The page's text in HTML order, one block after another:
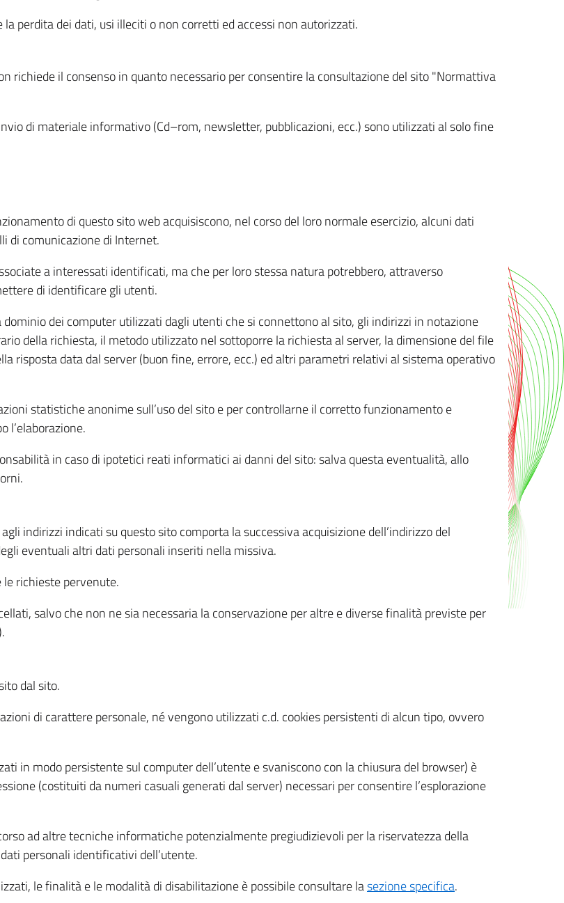
perdita dei dati, usi illeciti o non corretti ed accessi non autorizzati.
richiede il consenso in quanto necessario per consentire la consultazione del sito "Normattiva
di materiale informativo (Cd–rom, newsletter, pubblicazioni, ecc.) sono utilizzati al solo fine
di questo sito web acquisiscono, nel corso del loro normale esercizio, alcuni dati
di comunicazione di Internet.
a interessati identificati, ma che per loro stessa natura potrebbero, attraverso
di identificare gli utenti.
dei computer utilizzati dagli utenti che si connettono al sito, gli indirizzi in notazione
della richiesta, il metodo utilizzato nel sottoporre la richiesta al server, la dimensione del file
risposta data dal server (buon fine, errore, ecc.) ed altri parametri relativi al sistema operativo
statistiche anonime sull’uso del sito e per controllarne il corretto funzionamento e
l’elaborazione.
in caso di ipotetici reati informatici ai danni del sito: salva questa eventualità, allo
indirizzi indicati su questo sito comporta la successiva acquisizione dell’indirizzo del
eventuali altri dati personali inseriti nella missiva.
richieste pervenute.
salvo che non ne sia necessaria la conservazione per altre e diverse finalità previste per
dal sito.
di carattere personale, né vengono utilizzati c.d. cookies persistenti di alcun tipo, ovvero
in modo persistente sul computer dell’utente e svaniscono con la chiusura del browser) è
(costituiti da numeri casuali generati dal server) necessari per consentire l’esplorazione
ad altre tecniche informatiche potenzialmente pregiudizievoli per la riservatezza della
personali identificativi dell’utente.
le finalità e le modalità di disabilitazione è possibile consultare lasezione specifica.